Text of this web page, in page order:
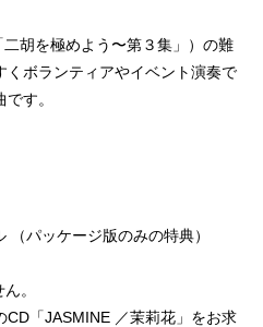
胡を極めよう〜第３集」）の難
ボランティアやイベント演奏で
す。
パッケージ版のみの特典）
。
CD「JASMINE ／茉莉花」をお求